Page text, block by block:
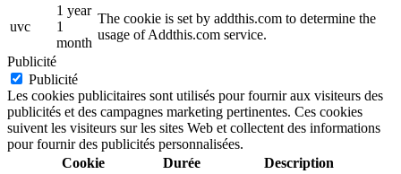
uvc
1 year
1
month
The cookie is set by addthis.com to determine the
usage of Addthis.com service.
Publicité
Publicité
Les cookies publicitaires sont utilisés pour fournir aux visiteurs des
publicités et des campagnes marketing pertinentes. Ces cookies
suivent les visiteurs sur les sites Web et collectent des informations
pour fournir des publicités personnalisées.
Cookie
Durée Description